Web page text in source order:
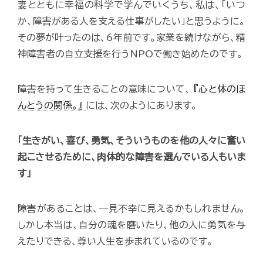
妻とともに幸福の科学で学んでいくうち、私は、「いつ
か、障害がある人を支える仕事がしたい」と思うように。
その夢が叶ったのは、6年前です。家業を続けながら、精
神障害者の自立支援を行うNPOで働き始めたのです。
障害を持って生きることの意味について、
『心と体のほ
んとうの関係。』 には、次のようにあります。
「生きがい、喜び、勇気、そういうものを他の人々に奮い
起こさせるために、肉体的な障害を選んでいる人もいま
す」
障害があることは、一見不幸に見えるかもしれません。
しかし本当は、自分の魂を磨いたり、他の人に勇気を与
えたりできる、尊い人生を歩まれているのです。